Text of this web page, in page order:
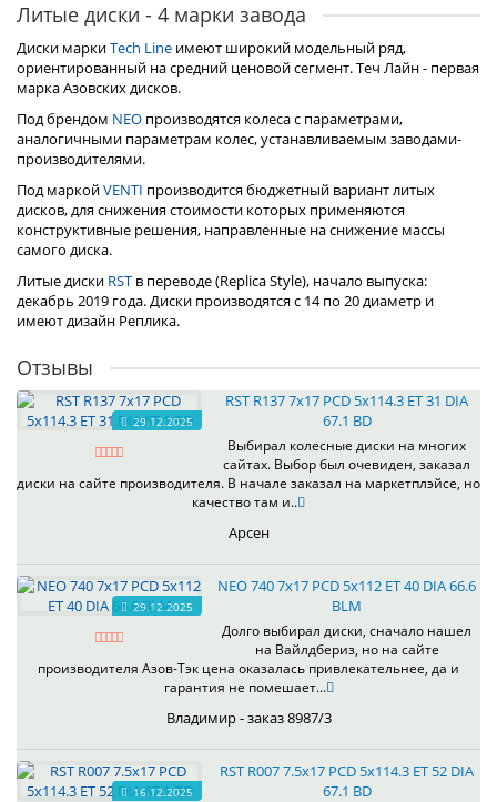
Литые диски - 4 марки завода
Диски маркиTech Line имеют широкий модельный ряд,
ориентированный на средний ценовой сегмент. Теч Лайн - первая
марка Азовских дисков.
Под брендом NEO производятся колеса с параметрами,
аналогичными параметрам колес, устанавливаемым заводами-
производителями.
Под маркойVENTI производится бюджетный вариант литых
дисков, для снижения стоимости которых применяются
конструктивные решения, направленные на снижение массы
самого диска.
Литые диски RST в переводе (Replica Style), начало выпуска:
декабрь 2019 года. Диски производятся с 14 по 20 диаметр и
имеют дизайн Реплика.
Отзывы
29.12.2025
RST R137 7x17 PCD 5x114.3 ET 31 DIA
67.1 BD
Выбирал колесные диски на многих
сайтах. Выбор был очевиден, заказал
диски на сайте производителя. В начале заказал на маркетплэйсе, но
качество там и..
Арсен
29.12.2025
NEO 740 7x17 PCD 5x112 ET 40 DIA 66.6
BLM
Долго выбирал диски, сначало нашел
на Вайлдбериз, но на сайте
производителя Азов-Тэк цена оказалась привлекательнее, да и
гарантия не помешает...
Владимир - заказ 8987/3
16.12.2025
RST R007 7.5x17 PCD 5x114.3 ET 52 DIA
67.1 BD